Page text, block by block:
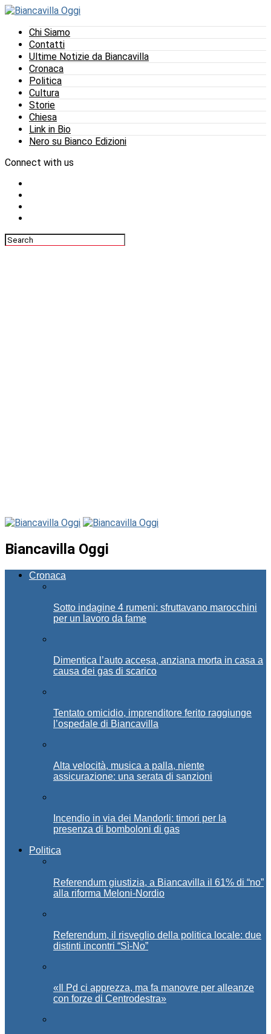
Chi Siamo
Contatti
Ultime Notizie da Biancavilla
Cronaca
Politica
Cultura
Storie
Chiesa
Link in Bio
Nero su Bianco Edizioni
Connect with us
Biancavilla Oggi
Cronaca
Sotto indagine 4 rumeni: sfruttavano marocchini
per un lavoro da fame
Dimentica l’auto accesa, anziana morta in casa a
causa dei gas di scarico
Tentato omicidio, imprenditore ferito raggiunge
l’ospedale di Biancavilla
Alta velocità, musica a palla, niente
assicurazione: una serata di sanzioni
Incendio in via dei Mandorli: timori per la
presenza di bomboloni di gas
Politica
Referendum giustizia, a Biancavilla il 61% di “no”
alla riforma Meloni-Nordio
Referendum, il risveglio della politica locale: due
distinti incontri “Sì-No”
«Il Pd ci apprezza, ma fa manovre per alleanze
con forze di Centrodestra»